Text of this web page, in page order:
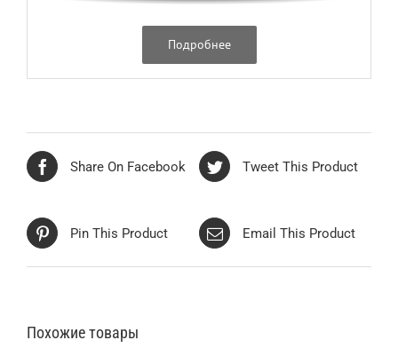
Подробнее
Share On Facebook Tweet This Product
Pin This Product Email This Product
Похожие товары